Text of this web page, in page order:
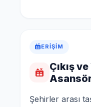
ERIŞIM
Çıkış
Şehirler arası